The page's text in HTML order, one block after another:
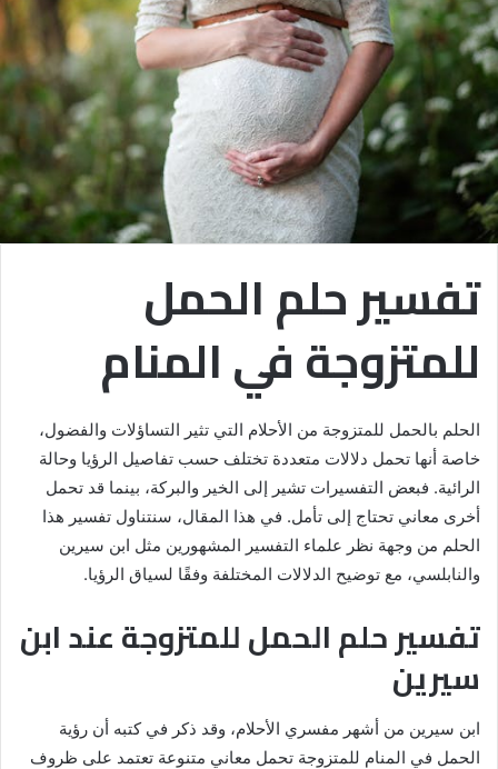
تفسير حلم الحمل
للمتزوجة في المنام
الحلم بالحمل للمتزوجة من الأحلام التي تثير التساؤلات والفضول،
خاصة أنها تحمل دلالات متعددة تختلف حسب تفاصيل الرؤيا وحالة
الرائية. فبعض التفسيرات تشير إلى الخير والبركة، بينما قد تحمل
أخرى معاني تحتاج إلى تأمل. في هذا المقال، سنتناول تفسير هذا
الحلم من وجهة نظر علماء التفسير المشهورين مثل ابن سيرين
والنابلسي، مع توضيح الدلالات المختلفة وفقًا لسياق الرؤيا.
تفسير حلم الحمل للمتزوجة عند ابن
سيرين
ابن سيرين من أشهر مفسري الأحلام، وقد ذكر في كتبه أن رؤية
الحمل في المنام للمتزوجة تحمل معاني متنوعة تعتمد على ظروف